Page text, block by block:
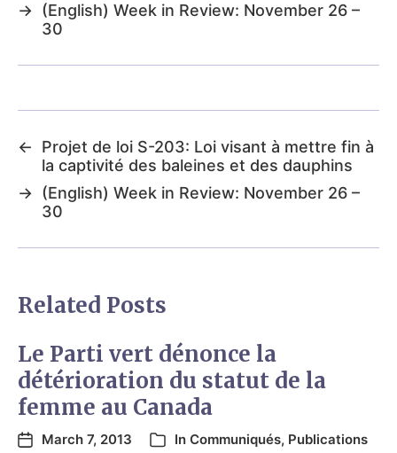
→ (English) Week in Review: November 26 –
30
←
Projet de loi S-203: Loi visant à mettre fin à
la captivité des baleines et des dauphins
→ (English) Week in Review: November 26 –
30
Related Posts
Le Parti vert dénonce la
détérioration du statut de la
femme au Canada
March 7, 2013 In Communiqués, Publications